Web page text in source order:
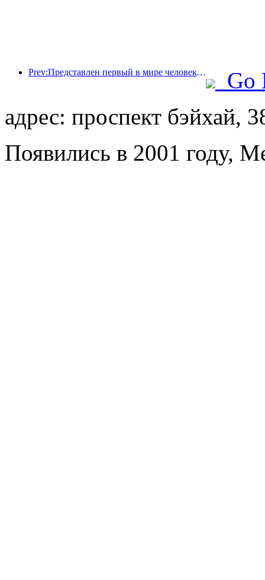
Prev:Представлен первый в мире человекоподобный робот, ориентированный на обслуживание в сфере общественного питания в различных сценариях.
Go
адрес: проспект бэйхай,
Появились в 2001 году,